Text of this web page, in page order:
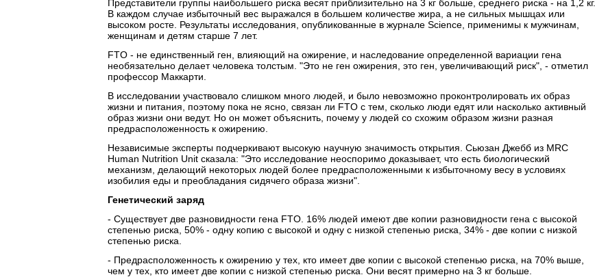
Представители группы наибольшего риска весят приблизительно на 3 кг больше, среднего риска - на 1,2 кг.
В каждом случае избыточный вес выражался в большем количестве жира, а не сильных мышцах или
высоком росте. Результаты исследования, опубликованные в журнале Science, применимы к мужчинам,
женщинам и детям старше 7 лет.
FTO - не единственный ген, влияющий на ожирение, и наследование определенной вариации гена
необязательно делает человека толстым. "Это не ген ожирения, это ген, увеличивающий риск", - отметил
профессор Маккарти.
В исследовании участвовало слишком много людей, и было невозможно проконтролировать их образ
жизни и питания, поэтому пока не ясно, связан ли FTO с тем, сколько люди едят или насколько активный
образ жизни они ведут. Но он может объяснить, почему у людей со схожим образом жизни разная
предрасположенность к ожирению.
Независимые эксперты подчеркивают высокую научную значимость открытия. Сьюзан Джебб из MRC
Human Nutrition Unit сказала: "Это исследование неоспоримо доказывает, что есть биологический
механизм, делающий некоторых людей более предрасположенными к избыточному весу в условиях
изобилия еды и преобладания сидячего образа жизни".
Генетический заряд
- Существует две разновидности гена FTO. 16% людей имеют две копии разновидности гена с высокой
степенью риска, 50% - одну копию с высокой и одну с низкой степенью риска, 34% - две копии с низкой
степенью риска.
- Предрасположенность к ожирению у тех, кто имеет две копии с высокой степенью риска, на 70% выше,
чем у тех, кто имеет две копии с низкой степенью риска. Они весят примерно на 3 кг больше.